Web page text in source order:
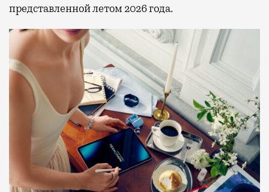
представленной летом 2026 года.